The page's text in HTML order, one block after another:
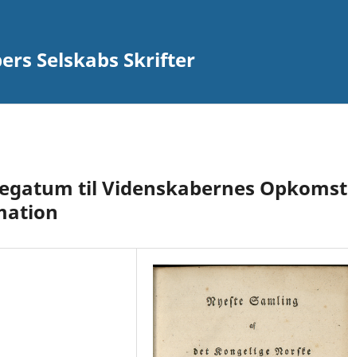
Selskabs Skrifter
til Videnskabernes Opkomst